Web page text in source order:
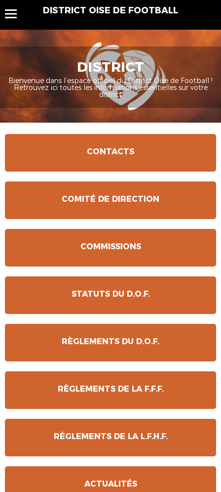
DISTRICT OISE DE FOOTBALL
DISTRICT
Bienvenue dans l’espace officiel du District Oise de Football !
Retrouvez ici toutes les informations essentielles sur votre
district
CONTACTS
COMITÉ DE DIRECTION
COMMISSIONS
STATUTS DU D.O.F.
RÈGLEMENTS DU D.O.F.
RÈGLEMENTS DE LA F.F.F.
RÈGLEMENTS DE LA L.F.H.F.
ACTUALITÉS